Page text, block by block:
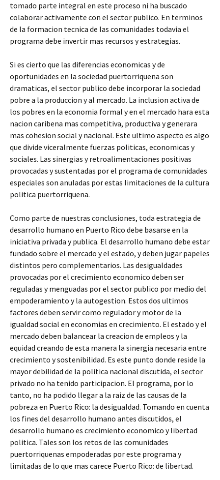
tomado parte integral en este proceso ni ha buscado
colaborar activamente con el sector publico. En terminos
de la formacion tecnica de las comunidades todavia el
programa debe invertir mas recursos y estrategias.
Si es cierto que las diferencias economicas y de
oportunidades en la sociedad puertorriquena son
dramaticas, el sector publico debe incorporar la sociedad
pobre a la produccion y al mercado. La inclusion activa de
los pobres en la economia formal y en el mercado hara esta
nacion caribena mas competitiva, productiva y generara
mas cohesion social y nacional. Este ultimo aspecto es algo
que divide viceralmente fuerzas politicas, economicas y
sociales. Las sinergias y retroalimentaciones positivas
provocadas y sustentadas por el programa de comunidades
especiales son anuladas por estas limitaciones de la cultura
politica puertorriquena.
Como parte de nuestras conclusiones, toda estrategia de
desarrollo humano en Puerto Rico debe basarse en la
iniciativa privada y publica. El desarrollo humano debe estar
fundado sobre el mercado y el estado, y deben jugar papeles
distintos pero complementarios. Las desigualdades
provocadas por el crecimiento economico deben ser
reguladas y menguadas por el sector publico por medio del
empoderamiento y la autogestion. Estos dos ultimos
factores deben servir como regulador y motor de la
igualdad social en economias en crecimiento. El estado y el
mercado deben balancear la creacion de empleos y la
equidad creando de esta manera la sinergia necesaria entre
crecimiento y sostenibilidad. Es este punto donde reside la
mayor debilidad de la politica nacional discutida, el sector
privado no ha tenido participacion. El programa, por lo
tanto, no ha podido llegar a la raiz de las causas de la
pobreza en Puerto Rico: la desigualdad. Tomando en cuenta
los fines del desarrollo humano antes discutidos, el
desarrollo humano es crecimiento economico y libertad
politica. Tales son los retos de las comunidades
puertorriquenas empoderadas por este programa y
limitadas de lo que mas carece Puerto Rico: de libertad.